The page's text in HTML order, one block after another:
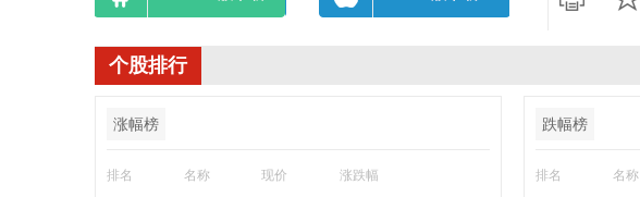
个股排行
涨幅榜
排名 名称 现价 涨跌幅
跌幅榜
排名 名称